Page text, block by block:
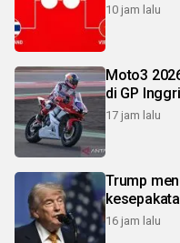
10 jam lalu
Moto3
di GP
17 jam lalu
Trump
16 jam lalu